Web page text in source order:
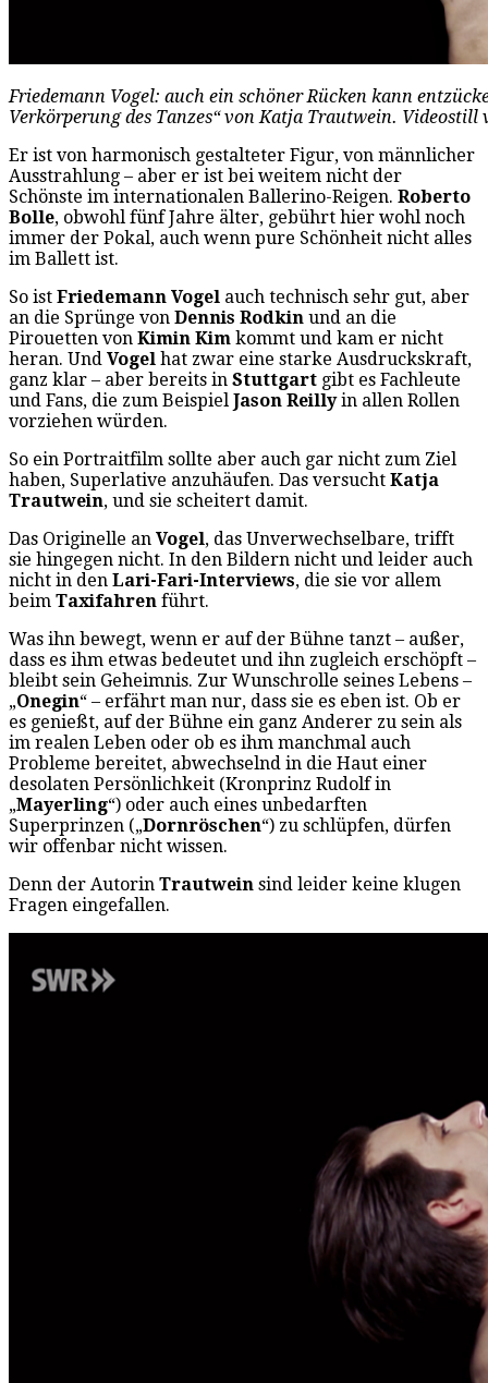
Friedemann Vogel: auch ein schöner Rücken kann
Verkörperung des Tanzes“ von Katja Trautwein. Videostill
Er ist von harmonisch gestalteter Figur, von männlicher
Ausstrahlung – aber er ist bei weitem nicht der
Schönste im internationalen Ballerino-Reigen. Roberto
Bolle, obwohl fünf Jahre älter, gebührt hier wohl noch
immer der Pokal, auch wenn pure Schönheit nicht alles
im Ballett ist.
So ist Friedemann Vogel auch technisch sehr gut, aber
an die Sprünge von Dennis Rodkin und an die
Pirouetten von Kimin Kim kommt und kam er nicht
heran. Und Vogel hat zwar eine starke Ausdruckskraft,
ganz klar – aber bereits in Stuttgart gibt es Fachleute
und Fans, die zum Beispiel Jason Reillyin allen Rollen
vorziehen würden.
So ein Portraitfilm sollte aber auch gar nicht zum Ziel
haben, Superlative anzuhäufen. Das versucht Katja
Trautwein, und sie scheitert damit.
Das Originelle an Vogel, das Unverwechselbare, trifft
sie hingegen nicht. In den Bildern nicht und leider auch
nicht in den Lari-Fari-Interviews, die sie vor allem
beim Taxifahren führt.
Was ihn bewegt, wenn er auf der Bühne tanzt – außer,
dass es ihm etwas bedeutet und ihn zugleich erschöpft –
bleibt sein Geheimnis. Zur Wunschrolle seines Lebens –
„Onegin“ – erfährt man nur, dass sie es eben ist. Ob er
es genießt, auf der Bühne ein ganz Anderer zu sein als
im realen Leben oder ob es ihm manchmal auch
Probleme bereitet, abwechselnd in die Haut einer
desolaten Persönlichkeit (Kronprinz Rudolf in
„Mayerling“) oder auch eines unbedarften
Superprinzen („Dornröschen“) zu schlüpfen, dürfen
wir offenbar nicht wissen.
Denn der Autorin Trautwein sind leider keine klugen
Fragen eingefallen.